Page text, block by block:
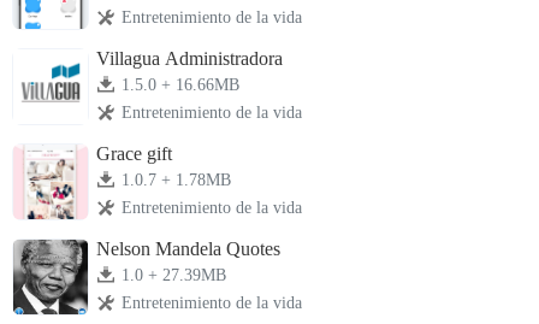
Entretenimiento de la vida
Villagua Administradora
1.5.0 + 16.66MB
Entretenimiento de la vida
Grace gift
1.0.7 + 1.78MB
Entretenimiento de la vida
Nelson Mandela Quotes
1.0 + 27.39MB
Entretenimiento de la vida